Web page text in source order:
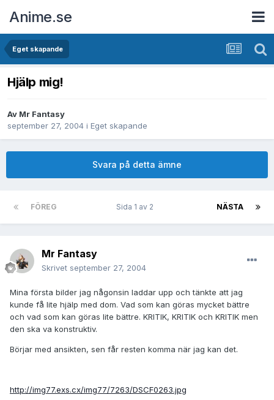
Anime.se
Eget skapande
Hjälp mig!
Av Mr Fantasy
september 27, 2004 i Eget skapande
Svara på detta ämne
FÖREG NÄSTA
Sida 1 av 2
Mr Fantasy
Skrivet september 27, 2004
Mina första bilder jag någonsin laddar upp och tänkte att jag
kunde få lite hjälp med dom. Vad som kan göras mycket bättre
och vad som kan göras lite bättre. KRITIK, KRITIK och KRITIK men
den ska va konstruktiv.
Börjar med ansikten, sen får resten komma när jag kan det.
http://img77.exs.cx/img77/7263/DSCF0263.jpg